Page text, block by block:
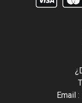
Email